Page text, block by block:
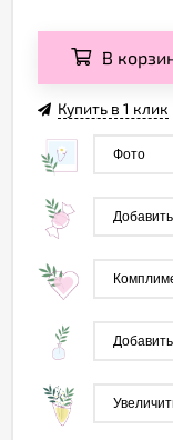
В
Купить в 1 клик